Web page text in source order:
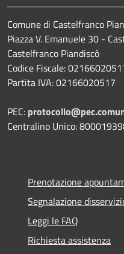
Comune di Castelfranco
Piazza V. Emanuele 30 -
Castelfranco Piandiscò
Codice Fiscale:
Partita IVA: 02166020517
PEC:
Centralino Unico:
Prenotazione
Segnalazione
Leggi le FAQ
Richiesta assistenza